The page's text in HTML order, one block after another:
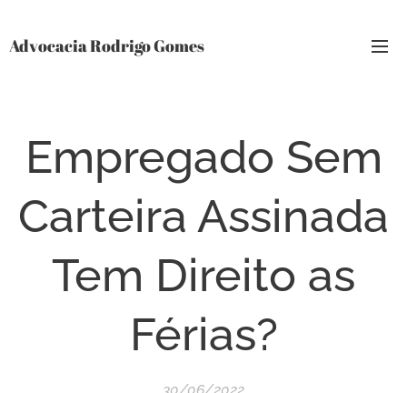
Advocacia Rodrigo Gomes
Empregado Sem
Carteira Assinada
Tem Direito as
Férias?